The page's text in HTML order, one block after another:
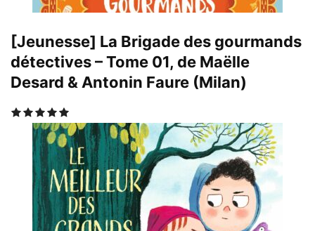
[Jeunesse] La Brigade des gourmands
détectives – Tome 01, de Maëlle
Desard & Antonin Faure (Milan)